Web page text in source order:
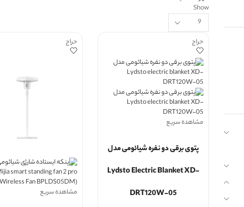
Show
حراج
مشاهده سریع
پتوی برقی دو نفره شیائومی مدل
Lydsto Electric Blanket XD-
DRT120W-05
حراج
مشاهده سریع